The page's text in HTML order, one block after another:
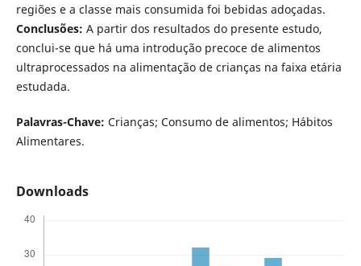
regiões e a classe mais consumida foi bebidas adoçadas.
Conclusões: A partir dos resultados do presente estudo,
conclui-se que há uma introdução precoce de alimentos
ultraprocessados na alimentação de crianças na faixa etária
estudada.
Palavras-Chave: Crianças; Consumo de alimentos; Hábitos
Alimentares.
Downloads